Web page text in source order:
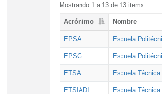
Mostrando 1 a 13 de 13 items
Acrónimo Nombre
EPSA Escuela
EPSG Escuela
ETSA Escuela Técnica
ETSIADI Escuela